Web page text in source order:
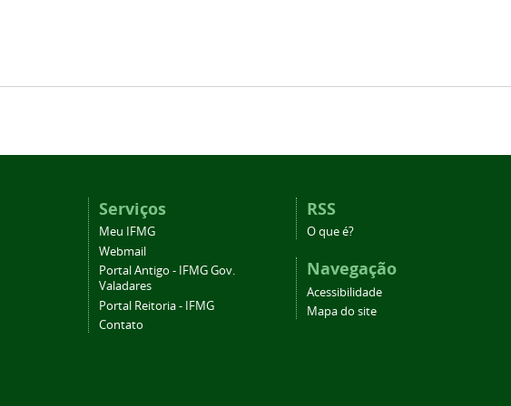
Serviços
Meu IFMG
Webmail
Portal Antigo - IFMG Gov.
Valadares
Portal Reitoria - IFMG
Contato
RSS
O que é?
Navegação
Acessibilidade
Mapa do site